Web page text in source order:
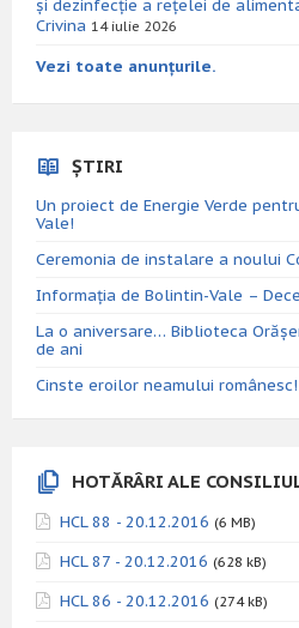
și dezinfecție a rețelei de
Crivina 14 iulie 2026
Vezi toate anunțurile.
ȘTIRI
Un proiect de Energie Verde
Vale!
Ceremonia de instalare a noului
Informația de Bolintin-Vale –
La o aniversare… Biblioteca
de ani
Cinste eroilor neamului românesc!
HOTĂRÂRI ALE
HCL 88 - 20.12.2016 (6 MB)
HCL 87 - 20.12.2016 (628 kB)
HCL 86 - 20.12.2016 (274 kB)